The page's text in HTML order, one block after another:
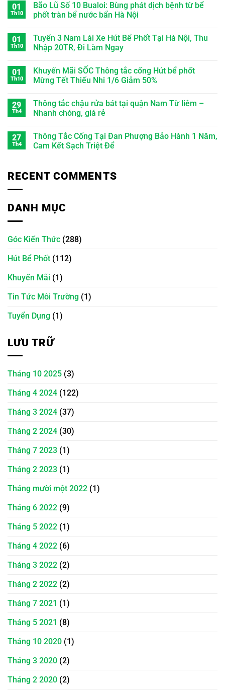
01
Th10
Bão Lũ Số 10 Bualoi: Bùng phát dịch bệnh từ bể
phốt tràn bể nước bẩn Hà Nội
01
Th10
Tuyển 3 Nam Lái Xe Hút Bể Phốt Tại Hà Nội, Thu
Nhập 20TR, Đi Làm Ngay
01
Th10
Khuyến Mãi SỐC Thông tắc cống Hút bể phốt
Mừng Tết Thiếu Nhi 1/6 Giảm 50%
29
Th4
Thông tắc chậu rửa bát tại quận Nam Từ liêm –
Nhanh chóng, giá rẻ
27
Th4
Thông Tắc Cống Tại Đan Phượng Bảo Hành 1 Năm,
Cam Kết Sạch Triệt Để
RECENT COMMENTS
DANH MỤC
Góc Kiến Thức (288)
Hút Bể Phốt (112)
Khuyến Mãi (1)
Tin Tức Môi Trường (1)
Tuyển Dụng (1)
LƯU TRỮ
Tháng 10 2025 (3)
Tháng 4 2024 (122)
Tháng 3 2024 (37)
Tháng 2 2024 (30)
Tháng 7 2023 (1)
Tháng 2 2023 (1)
Tháng mười một 2022 (1)
Tháng 6 2022 (9)
Tháng 5 2022 (1)
Tháng 4 2022 (6)
Tháng 3 2022 (2)
Tháng 2 2022 (2)
Tháng 7 2021 (1)
Tháng 5 2021 (8)
Tháng 10 2020 (1)
Tháng 3 2020 (2)
Tháng 2 2020 (2)